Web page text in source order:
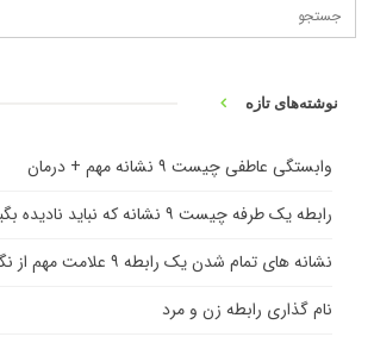
نوشته‌های تازه
وابستگی عاطفی چیست ۹ نشانه مهم + درمان
رابطه یک طرفه چیست ۹ نشانه که نباید نادیده بگیرید
نشانه های تمام شدن یک رابطه ۹ علامت مهم از نگاه روانشناسی
نام گذاری رابطه زن و مرد